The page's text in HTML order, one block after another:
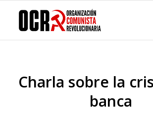
Charla sobre la
banca